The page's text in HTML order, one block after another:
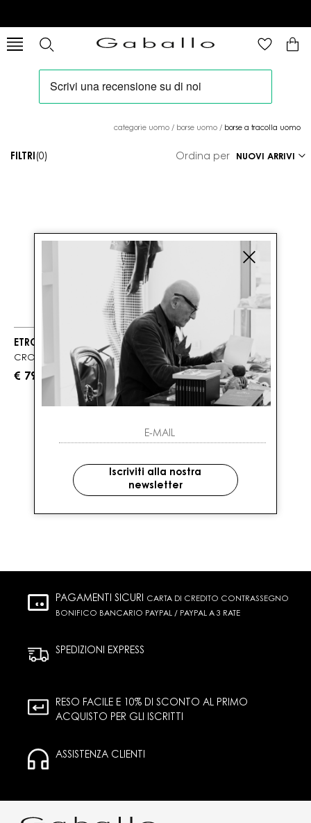
categorie uomo / borse uomo / borse a tracolla uomo
FILTRI (0) Ordina per
ETRO
CROSSBODY PICCOLA IN ARNICA
€ 790.00
DI 1 PRODOTTI
PAGAMENTI SICURI CARTA DI CREDITO CONTRASSEGNO
BONIFICO BANCARIO PAYPAL / PAYPAL A 3 RATE
SPEDIZIONI EXPRESS
RESO FACILE E 10% DI SCONTO AL PRIMO
ACQUISTO PER GLI ISCRITTI
ASSISTENZA CLIENTI
Iscriviti alla nostra
newsletter